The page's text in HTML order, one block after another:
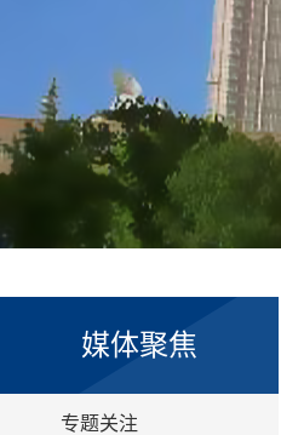
媒体聚焦
专题关注